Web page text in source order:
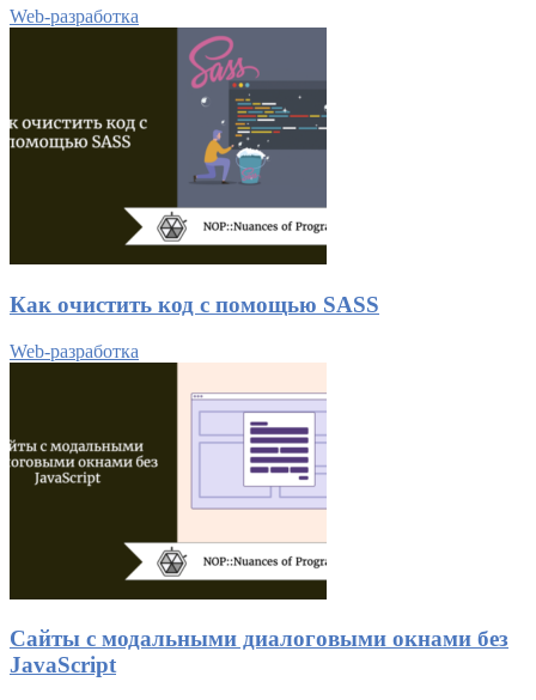
Web-разработка
Как очистить код с помощью SASS
Web-разработка
Сайты с модальными диалоговыми окнами без
JavaScript